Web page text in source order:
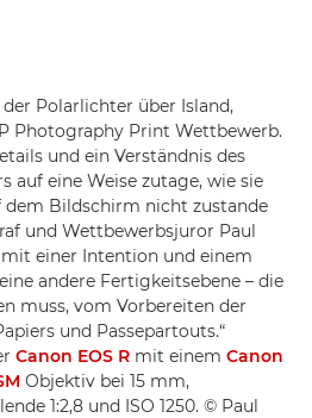
Polarlichter über Island,
Photography Print Wettbewerb.
und ein Verständnis des
auf eine Weise zutage, wie sie
Bildschirm nicht zustande
und Wettbewerbsjuror Paul
einer Intention und einem
andere Fertigkeitsebene – die
muss, vom Vorbereiten der
und Passepartouts.“
Canon EOS R mit einem Canon
Objektiv bei 15 mm,
1:2,8 und ISO 1250. © Paul